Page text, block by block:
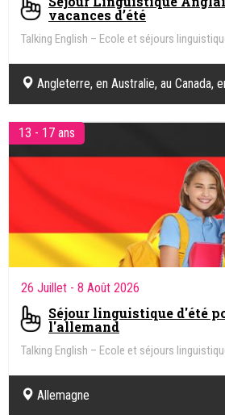
vacances d’été
Talking English – Ecole et séjours
Angleterre, en Australie, au Canada,
Nouvelle-Zélande.
13 - 17 ans
26 Juillet - 8 Août 2026
Séjour linguistique d'été
l'allemand
Talking English – Ecole et séjours
Allemagne